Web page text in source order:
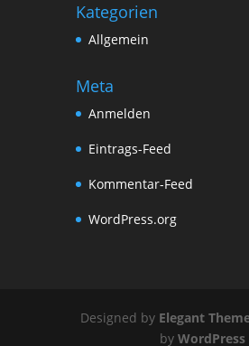
Kategorien
Allgemein
Meta
Anmelden
Eintrags-Feed
Kommentar-Feed
WordPress.org
Designed by Elegant
by WordPress